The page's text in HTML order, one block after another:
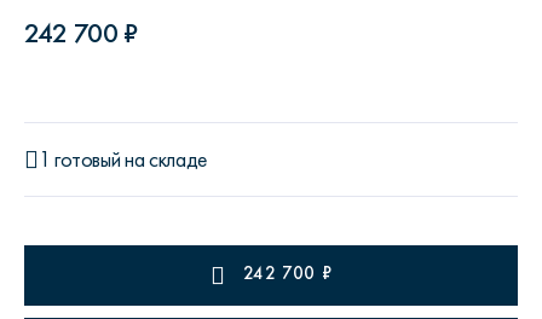
242 700 ₽
1 готовый на складе
242 700 ₽